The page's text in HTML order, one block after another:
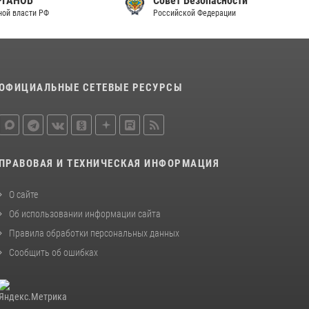
законодательства (видео)
скорой помощи (видео)
В Росгвардии прошла военно-научная
Российской Федерации
СЕТЕВЫЕ РЕСУРСЫ
ПРАВОВАЯ И ТЕХНИЧЕСКАЯ ИНФОРМАЦИЯ
О сайте
Об использовании информации сайта
Правила обработки персональных данных
Сообщить об ошибках